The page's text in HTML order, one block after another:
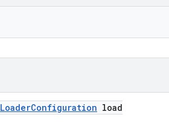
LoaderConfiguration load